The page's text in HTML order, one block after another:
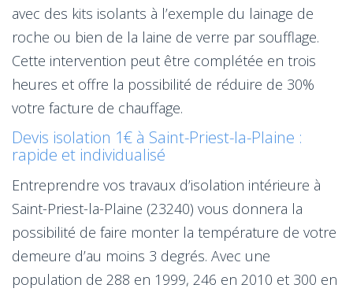
avec des kits isolants à l’exemple du lainage de
roche ou bien de la laine de verre par soufflage.
Cette intervention peut être complétée en trois
heures et offre la possibilité de réduire de 30%
votre facture de chauffage.
Devis isolation 1€ à Saint-Priest-la-Plaine :
rapide et individualisé
Entreprendre vos travaux d’isolation intérieure à
Saint-Priest-la-Plaine (23240) vous donnera la
possibilité de faire monter la température de votre
demeure d’au moins 3 degrés. Avec une
population de 288 en 1999, 246 en 2010 et 300 en